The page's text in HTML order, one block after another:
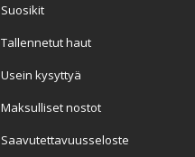
Suosikit
Tallennetut haut
Usein kysyttyä
Maksulliset nostot
Saavutettavuusseloste